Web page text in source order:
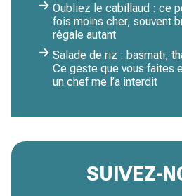
Oubliez le cabillaud : ce
fois moins cher, souvent
régale autant
Salade de riz : basmati,
Ce geste que vous faites
un chef me l’a interdit
SUIVEZ-